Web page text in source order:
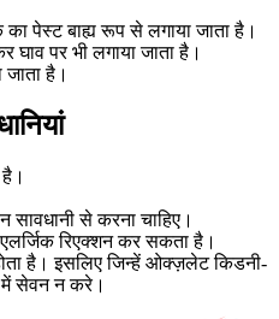
पेस्ट बाह्य रूप से लगाया जाता है।
पर भी लगाया जाता है।
है।
सावधानी से करना चाहिए।
रिएक्शन कर सकता है।
है। इसलिए जिन्हें ओक्ज़लेट किडनी-
में सेवन न करे।